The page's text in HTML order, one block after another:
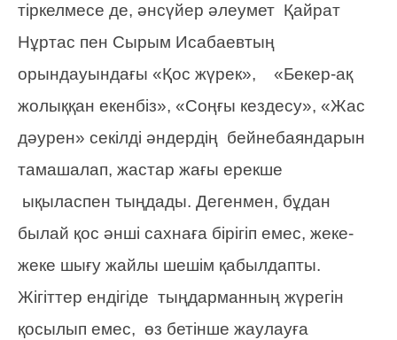
тіркелмесе де, әнсүйер әлеумет Қайрат
Нұртас пен Сырым Исабаевтың
орындауындағы «Қос жүрек», «Бекер-ақ
жолыққан екенбіз», «Соңғы кездесу», «Жас
дәурен» секілді әндердің бейнебаяндарын
тамашалап, жастар жағы ерекше
ықыласпен тыңдады. Дегенмен, бұдан
былай қос әнші сахнаға бірігіп емес, жеке-
жеке шығу жайлы шешім қабылдапты.
Жігіттер ендігіде тыңдарманның жүрегін
қосылып емес, өз бетінше жаулауға